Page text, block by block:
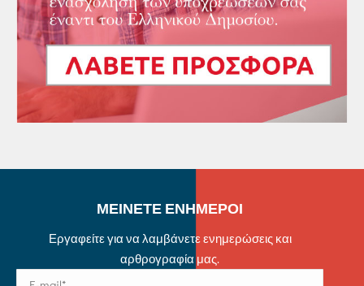
ΜΕΙΝΕΤΕ ΕΝΗΜΕΡΟΙ
Εργαφείτε για να λαμβάνετε ενημερώσεις και
αρθρογραφία μας.